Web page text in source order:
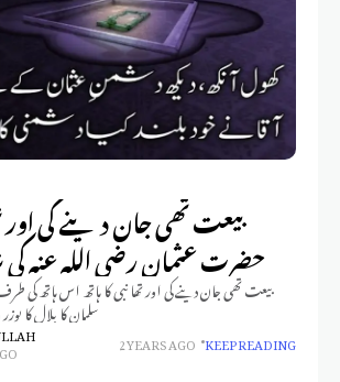
بیعت تھی جان دینے کی اور
حضرت عثمان رضی اللہ عنہ کی
بیعت تھی جان دینے کی اور تھا نبی کا ہاتھ اس ہاتھ کی
سلمان کا بلال کا
2 YEARS AGO KEEP READING